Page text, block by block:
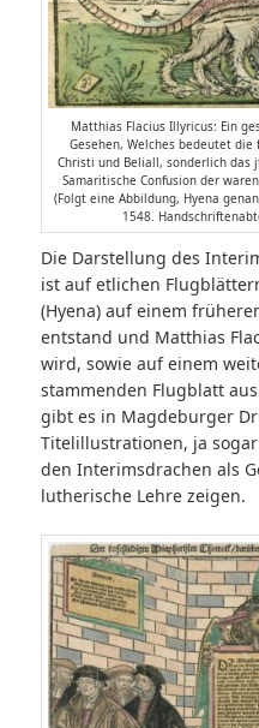
Matthias Flacius Illyricus: Ein
Gesehen, Welches bedeutet
Christi und Beliall, sonderlich das
Samaritische Confusion der
(Folgt eine Abbildung, Hyena
1548.
Die Darstellung des
ist auf etlichen
(Hyena) auf einem
entstand und Matthias
wird, sowie auf einem
stammenden Flugblatt
gibt es in Magdeburger
Titelillustrationen, ja
den Interimsdrachen als
lutherische Lehre zeigen.